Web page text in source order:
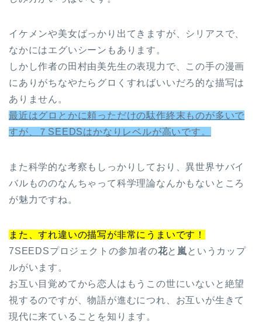
イケメンや美女ばっかり出てきますが、シリアスで、
なかにはエグいシーンもあります。
しかし作者の田村由美先生の表現力で、この手の漫画
にありがちなやたらグロくすればいいだろ的な描写は
ありません。
最近はグロとかに頼っただけの駄作終末ものが多いで
すが、７SEEDSはかなりレベルが高いです。
また科学的な考察もしっかりしており、異世界サバイ
バルもののなんちゃって科学理論なんかもないところ
が魅力ですね。
また、すれ違いの描写が非常にうまいです！
7SEEDSプロジェクトの参加者の花と 嵐 というカップ
ルがいます。
お互い目覚めてから恋人はもうこの世にいないと絶望
視するのですが、物語が進むにつれ、お互いが生きて
現代に来ていることを知ります。